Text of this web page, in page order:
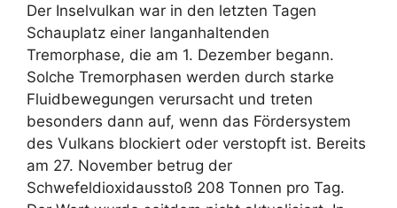
Der Inselvulkan war in den letzten Tagen
Schauplatz einer langanhaltenden
Tremorphase, die am 1. Dezember begann.
Solche Tremorphasen werden durch starke
Fluidbewegungen verursacht und treten
besonders dann auf, wenn das Fördersystem
des Vulkans blockiert oder verstopft ist. Bereits
am 27. November betrug der
Schwefeldioxidausstoß 208 Tonnen pro Tag.